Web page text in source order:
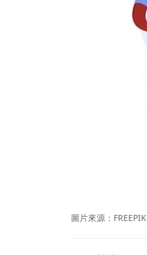
圖片來源：FREEPIK